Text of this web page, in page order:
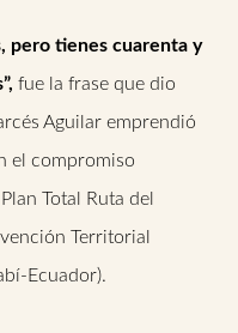
pero tienes cuarenta y
fue la frase que dio
Aguilar emprendió
el compromiso
Total Ruta del
Territorial
Ecuador).